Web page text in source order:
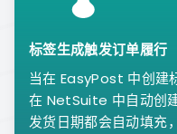
标签生成触发订单履行
当在 EasyPost 中创建
在 NetSuite 中自动创
发货日期都会自动填充